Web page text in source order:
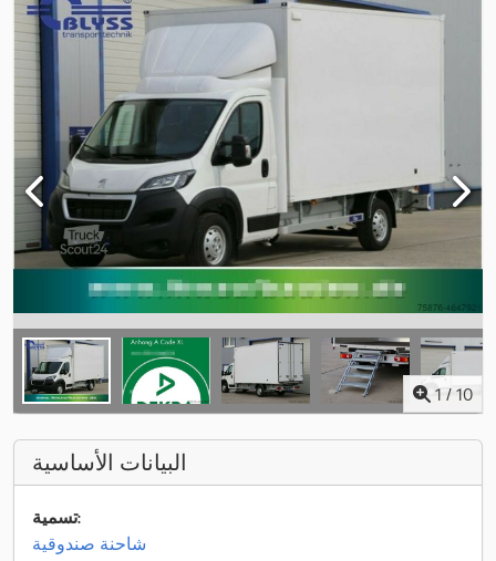
1 / 10
البيانات الأساسية
تسمية:
شاحنة صندوقية